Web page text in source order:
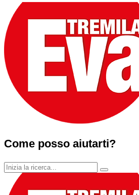
Come posso aiutarti?